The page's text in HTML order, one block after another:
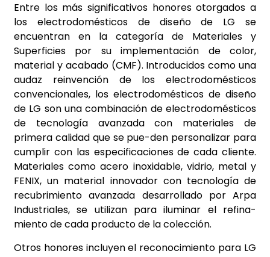
Entre los más significativos honores otorgados a
los electrodomésticos de diseño de LG se
encuentran en la categoría de Materiales y
Superficies por su implementación de color,
material y acabado (CMF). Introducidos como una
audaz reinvención de los electrodomésticos
convencionales, los electrodomésticos de diseño
de LG son una combinación de electrodomésticos
de tecnología avanzada con materiales de
primera calidad que se pue-den personalizar para
cumplir con las especificaciones de cada cliente.
Materiales como acero inoxidable, vidrio, metal y
FENIX, un material innovador con tecnología de
recubrimiento avanzada desarrollado por Arpa
Industriales, se utilizan para iluminar el refina-
miento de cada producto de la colección.
Otros honores incluyen el reconocimiento para LG